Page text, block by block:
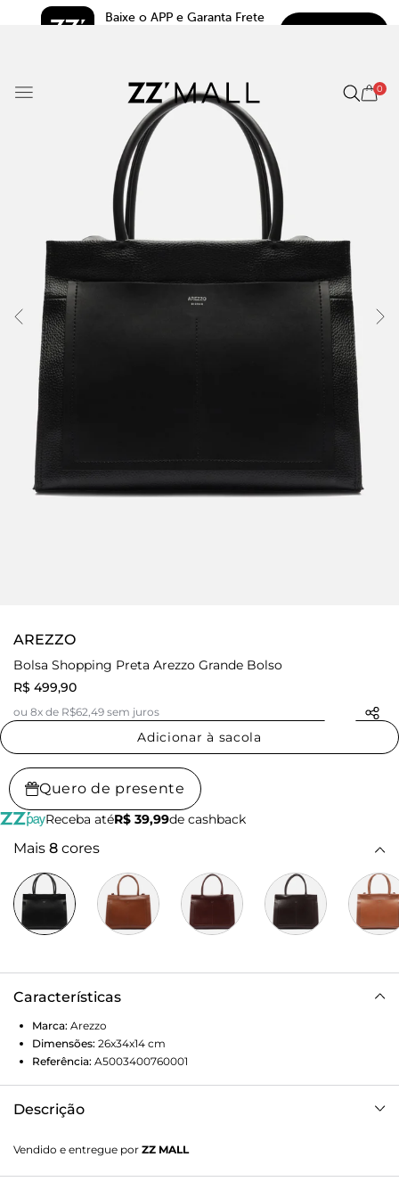
Baixe o APP e Garanta Frete
0
AREZZO
Bolsa Shopping Preta Arezzo Grande Bolso
R$ 499,90
ou 8x de R$62,49 sem juros
Adicionar à sacola
Quero de presente
Receba atéR$ 39,99de cashback
Mais 8 cores
Características
Marca: Arezzo
Dimensões: 26x34x14 cm
Referência: A5003400760001
Descrição
formato estruturado e acabamento texturizado. Traz duas
alças de mão bombadas, alça lateral fina e fecho em zíper e
Vendido e entregue por ZZ MALL